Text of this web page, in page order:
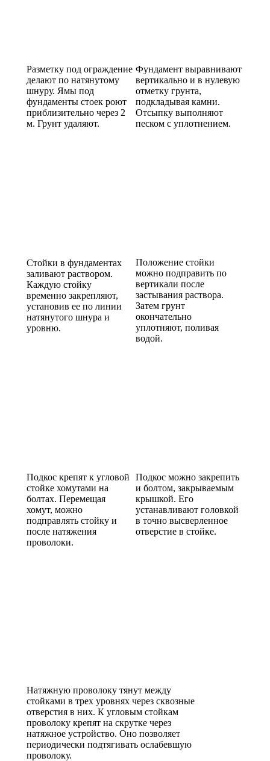
Разметку под ограждение
делают по натянутому
шнуру. Ямы под
фундаменты стоек роют
приблизительно через 2
м. Грунт удаляют.
Фундамент выравнивают
вертикально и в нулевую
отметку грунта,
подкладывая камни.
Отсыпку выполняют
песком с уплотнением.
Стойки в фундаментах
заливают раствором.
Каждую стойку
временно закрепляют,
установив ее по линии
натянутого шнура и
уровню.
Положение стойки
можно подправить по
вертикали после
застывания раствора.
Затем грунт
окончательно
уплотняют, поливая
водой.
Подкос крепят к угловой
стойке хомутами на
болтах. Перемещая
хомут, можно
подправлять стойку и
после натяжения
проволоки.
Подкос можно закрепить
и болтом, закрываемым
крышкой. Его
устанавливают головкой
в точно высверленное
отверстие в стойке.
Натяжную проволоку тянут между
стойками в трех уровнях через сквозные
отверстия в них. К угловым стойкам
проволоку крепят на скрутке через
натяжное устройство. Оно позволяет
периодически подтягивать ослабевшую
проволоку.